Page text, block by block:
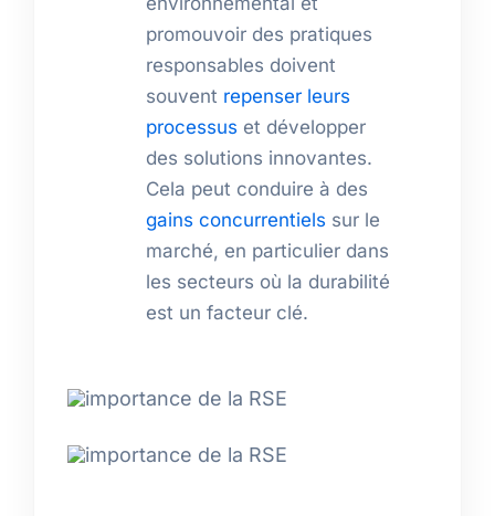
promouvoir des pratiques
responsables doivent
souvent repenser leurs
processus et développer
des solutions innovantes.
Cela peut conduire à des
gains concurrentiels sur le
marché, en particulier dans
les secteurs où la durabilité
est un facteur clé.